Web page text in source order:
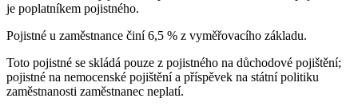
je poplatníkem pojistného.
Pojistné u zaměstnance činí 6,5 % z vyměřovacího základu.
Toto pojistné se skládá pouze z pojistného na důchodové pojištění;
pojistné na nemocenské pojištění a příspěvek na státní politiku
zaměstnanosti zaměstnanec neplatí.